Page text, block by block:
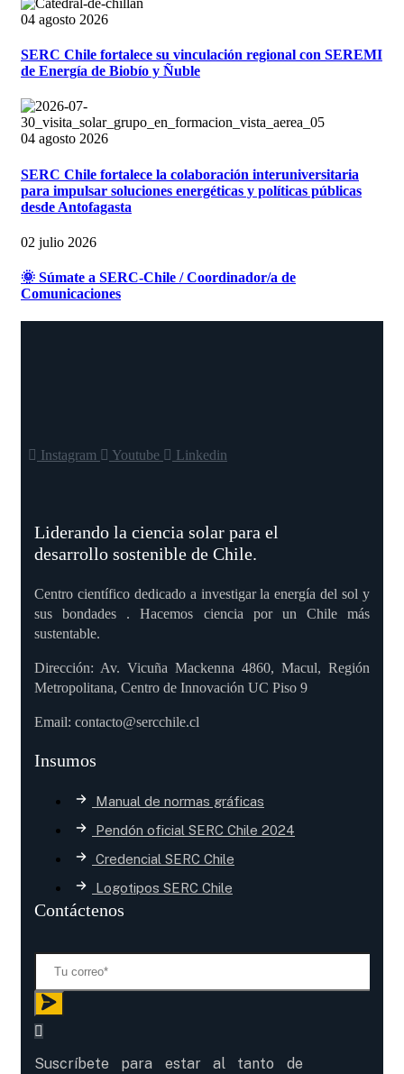
04 agosto 2026
SERC Chile fortalece su vinculación regional con SEREMI
de Energía de Biobío y Ñuble
04 agosto 2026
SERC Chile fortalece la colaboración interuniversitaria
para impulsar soluciones energéticas y políticas públicas
desde Antofagasta
02 julio 2026
🌞 Súmate a SERC-Chile / Coordinador/a de
Comunicaciones
Instagram Youtube Linkedin
Liderando la ciencia solar para el
desarrollo sostenible de Chile.
Centro científico dedicado a investigar la energía del sol y
sus bondades . Hacemos ciencia por un Chile más
sustentable.
Dirección: Av. Vicuña Mackenna 4860, Macul, Región
Metropolitana, Centro de Innovación UC Piso 9
Email: contacto@sercchile.cl
Insumos
Manual de normas gráficas
Pendón oficial SERC Chile 2024
Credencial SERC Chile
Logotipos SERC Chile
Contáctenos
Suscríbete para estar al tanto de